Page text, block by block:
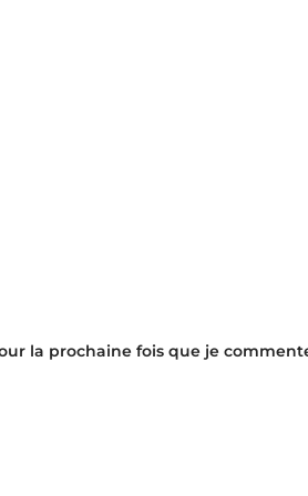
la prochaine fois que je